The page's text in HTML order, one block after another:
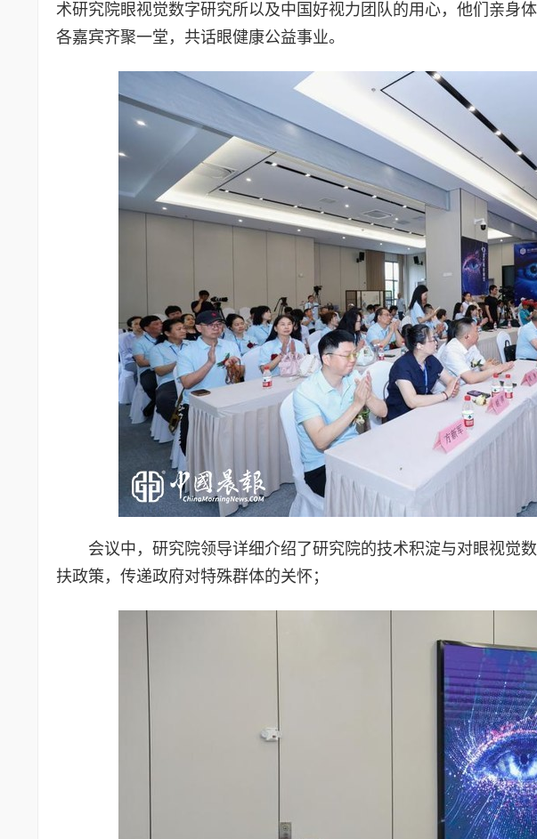
术研究院眼视觉数字研究所以及中国好视力团队的用心，他们亲身
各嘉宾齐聚一堂，共话眼健康公益事业。
会议中，研究院领导详细介绍了研究院的技术积淀与对眼视觉
扶政策，传递政府对特殊群体的关怀；